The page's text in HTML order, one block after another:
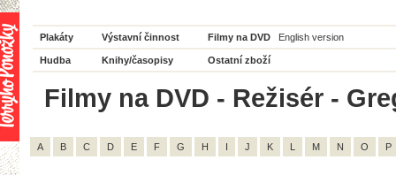
Plakáty Výstavní činnost Filmy na DVD English version
Hudba Knihy/časopisy Ostatní zboží
Filmy na DVD - Režisér -
A B C D E F G H I J K L M N O P